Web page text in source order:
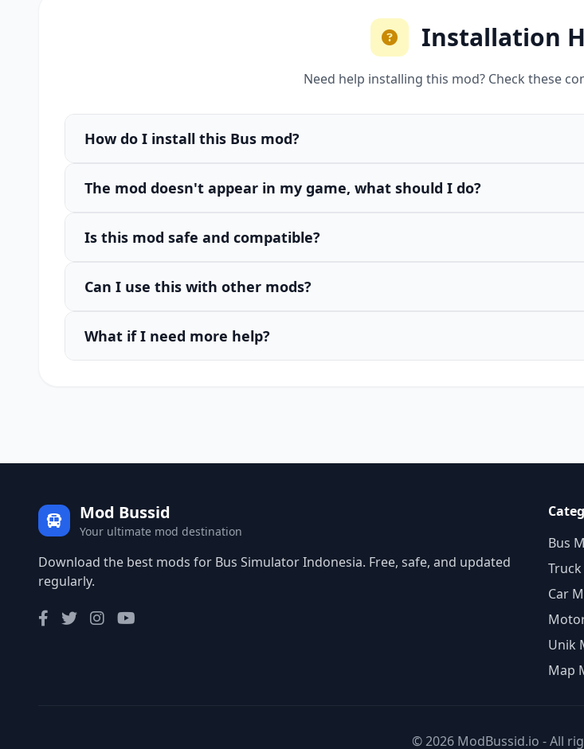
Installation
Need help installing this mod? Check these
How do I install this Bus mod?
The mod doesn't appear in my game, what should I do?
Is this mod safe and compatible?
Can I use this with other mods?
What if I need more help?
Mod Bussid
Your ultimate mod destination
Download the best mods for Bus Simulator Indonesia. Free, safe, and updated
regularly.
Bus
Car
Unik
Map
© 2026 ModBussid.io - All